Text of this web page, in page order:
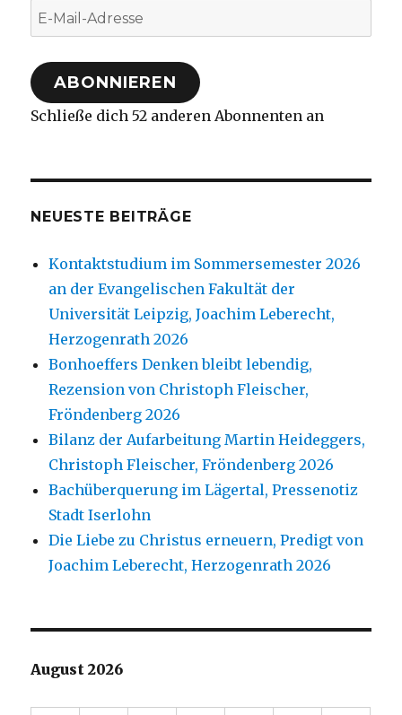
E-
Mail-
Adresse
ABONNIEREN
Schließe dich 52 anderen Abonnenten an
NEUESTE BEITRÄGE
Kontaktstudium im Sommersemester 2026
an der Evangelischen Fakultät der
Universität Leipzig, Joachim Leberecht,
Herzogenrath 2026
Bonhoeffers Denken bleibt lebendig,
Rezension von Christoph Fleischer,
Fröndenberg 2026
Bilanz der Aufarbeitung Martin Heideggers,
Christoph Fleischer, Fröndenberg 2026
Bachüberquerung im Lägertal, Pressenotiz
Stadt Iserlohn
Die Liebe zu Christus erneuern, Predigt von
Joachim Leberecht, Herzogenrath 2026
August 2026